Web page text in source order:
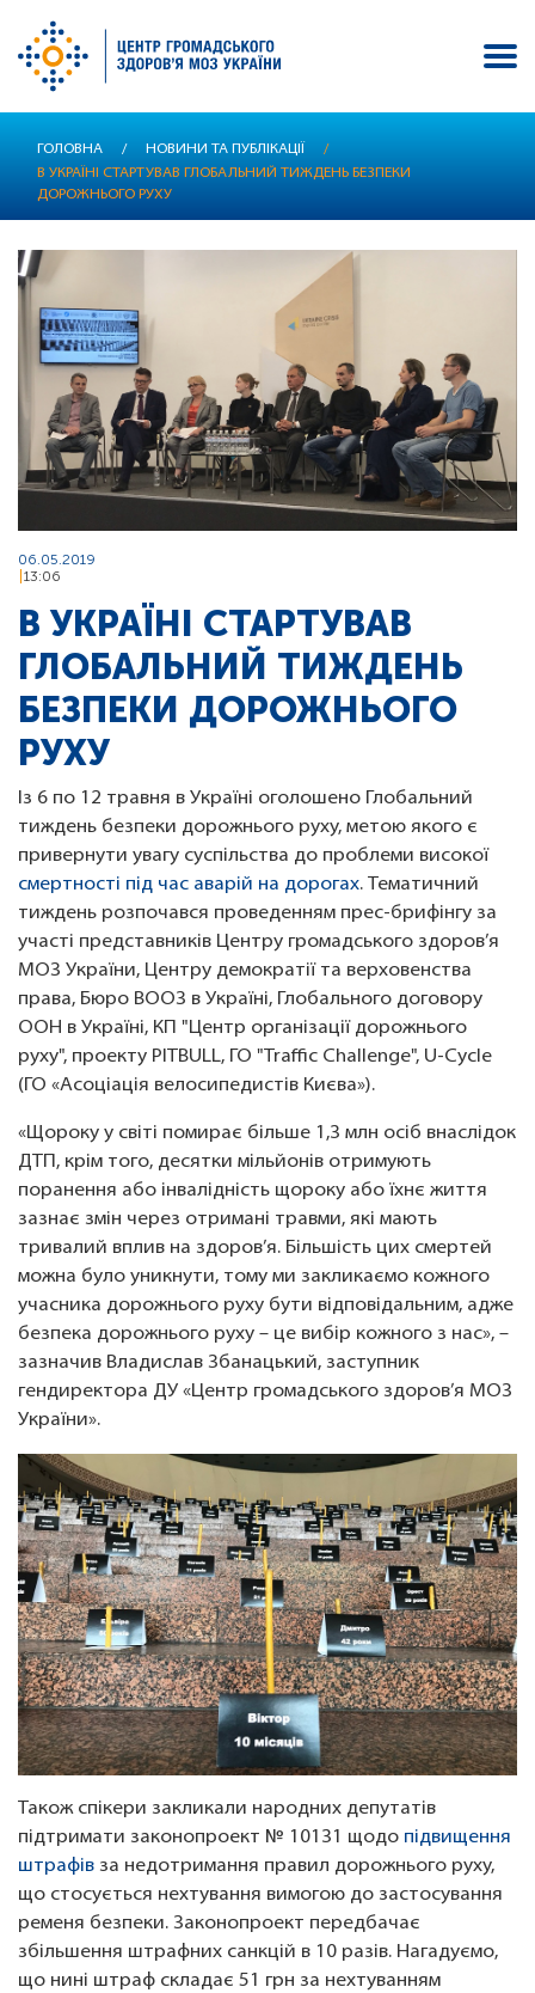
ГОЛОВНА / НОВИНИ ТА ПУБЛІКАЦІЇ
/
В УКРАЇНІ СТАРТУВАВ ГЛОБАЛЬНИЙ ТИЖДЕНЬ БЕЗПЕКИ
ДОРОЖНЬОГО РУХУ
06.05.2019
13:06
В УКРАЇНІ СТАРТУВАВ
ГЛОБАЛЬНИЙ ТИЖДЕНЬ
БЕЗПЕКИ ДОРОЖНЬОГО
РУХУ
Із 6 по 12 травня в Україні оголошено Глобальний
тиждень безпеки дорожнього руху, метою якого є
привернути увагу суспільства до проблеми високої
смертності під час аварій на дорогах. Тематичний
тиждень розпочався проведенням прес-брифінгу за
участі представників Центру громадського здоров’я
МОЗ України, Центру демократії та верховенства
права, Бюро ВООЗ в Україні, Глобального договору
ООН в Україні, КП "Центр організації дорожнього
руху", проекту PITBULL, ГО "Traffic Challenge", U-Cycle
(ГО «Асоціація велосипедистів Києва»).
«Щороку у світі помирає більше 1,3 млн осіб внаслідок
ДТП, крім того, десятки мільйонів отримують
поранення або інвалідність щороку або їхнє життя
зазнає змін через отримані травми, які мають
тривалий вплив на здоров’я. Більшість цих смертей
можна було уникнути, тому ми закликаємо кожного
учасника дорожнього руху бути відповідальним, адже
безпека дорожнього руху – це вибір кожного з нас», –
зазначив Владислав Збанацький, заступник
гендиректора ДУ «Центр громадського здоров’я МОЗ
України».
Також спікери закликали народних депутатів
підтримати законопроект № 10131 щодо підвищення
штрафів за недотримання правил дорожнього руху,
що стосується нехтування вимогою до застосування
ременя безпеки. Законопроект передбачає
збільшення штрафних санкцій в 10 разів. Нагадуємо,
що нині штраф складає 51 грн за нехтуванням